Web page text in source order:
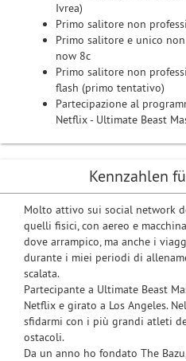
Ivrea)
Primo salitore non
Primo salitore e unico
now 8c
Primo salitore non
flash (primo tentativo)
Partecipazione al
Netflix - Ultimate Beast
Kennzahlen
Molto attivo sui social network
quelli fisici, con aereo e
dove arrampico, ma anche i
durante i miei periodi di
scalata.
Partecipante a Ultimate Beast
Netflix e girato a Los Angeles.
sfidarmi con i più grandi atleti
ostacoli.
Da un anno ho fondato The